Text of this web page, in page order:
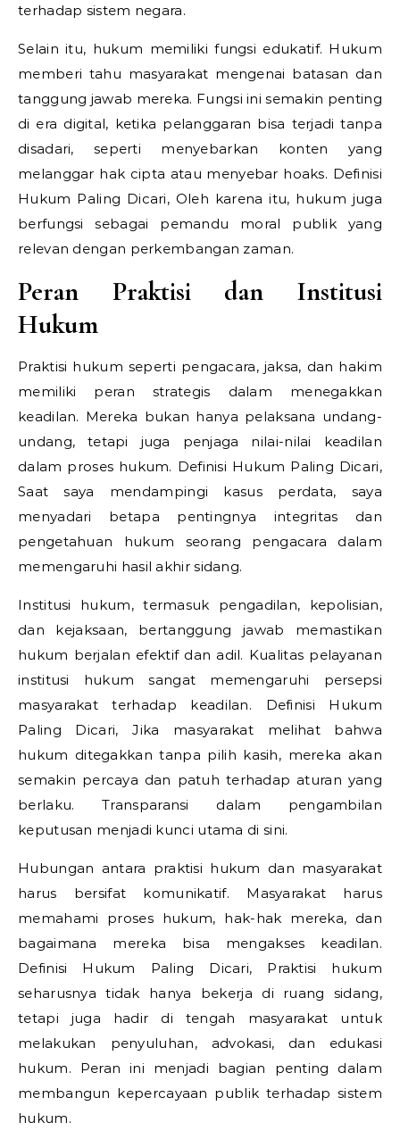
terhadap sistem negara.
Selain itu, hukum memiliki fungsi edukatif. Hukum
memberi tahu masyarakat mengenai batasan dan
tanggung jawab mereka. Fungsi ini semakin penting
di era digital, ketika pelanggaran bisa terjadi tanpa
disadari, seperti menyebarkan konten yang
melanggar hak cipta atau menyebar hoaks. Definisi
Hukum Paling Dicari, Oleh karena itu, hukum juga
berfungsi sebagai pemandu moral publik yang
relevan dengan perkembangan zaman.
Peran Praktisi dan Institusi
Hukum
Praktisi hukum seperti pengacara, jaksa, dan hakim
memiliki peran strategis dalam menegakkan
keadilan. Mereka bukan hanya pelaksana undang-
undang, tetapi juga penjaga nilai-nilai keadilan
dalam proses hukum. Definisi Hukum Paling Dicari,
Saat saya mendampingi kasus perdata, saya
menyadari betapa pentingnya integritas dan
pengetahuan hukum seorang pengacara dalam
memengaruhi hasil akhir sidang.
Institusi hukum, termasuk pengadilan, kepolisian,
dan kejaksaan, bertanggung jawab memastikan
hukum berjalan efektif dan adil. Kualitas pelayanan
institusi hukum sangat memengaruhi persepsi
masyarakat terhadap keadilan. Definisi Hukum
Paling Dicari,Jika masyarakat melihat bahwa
hukum ditegakkan tanpa pilih kasih, mereka akan
semakin percaya dan patuh terhadap aturan yang
berlaku. Transparansi dalam pengambilan
keputusan menjadi kunci utama di sini.
Hubungan antara praktisi hukum dan masyarakat
harus bersifat komunikatif. Masyarakat harus
memahami proses hukum, hak-hak mereka, dan
bagaimana mereka bisa mengakses keadilan.
Definisi Hukum Paling Dicari, Praktisi hukum
seharusnya tidak hanya bekerja di ruang sidang,
tetapi juga hadir di tengah masyarakat untuk
melakukan penyuluhan, advokasi, dan edukasi
hukum. Peran ini menjadi bagian penting dalam
membangun kepercayaan publik terhadap sistem
hukum.